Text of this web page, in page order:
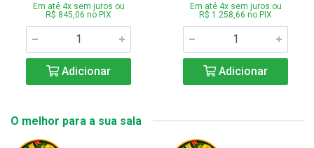
Em até 4x sem juros ou
R$ 845,06 no PIX
Adicionar
Em até 4x sem juros ou
R$ 1.258,66 no PIX
Adicionar
O melhor para a sua sala